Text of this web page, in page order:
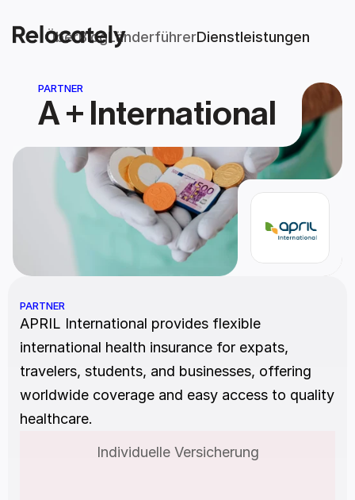
ÜberBlogLänderführerDienstleistungen
PARTNER
A + International
PARTNER
APRIL International provides flexible
international health insurance for expats,
travelers, students, and businesses, offering
worldwide coverage and easy access to quality
healthcare.
Individuelle Versicherung